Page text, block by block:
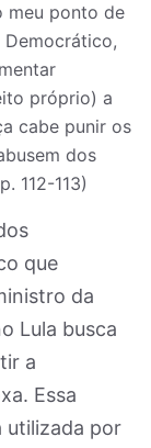
meu ponto de
próprio) a
cabe punir os
dos
112-113)
que
da
Lula busca
a
Essa
utilizada por